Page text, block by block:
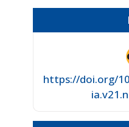
https://doi.org/